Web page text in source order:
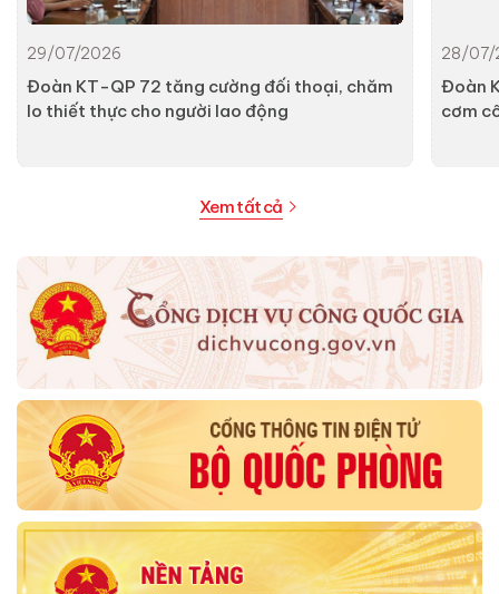
29/07/2026
Đoàn KT-QP 72 tăng cường đối thoại, chăm
lo thiết thực cho người lao động
28/07/
Đoàn
cơm
Xem tất cả